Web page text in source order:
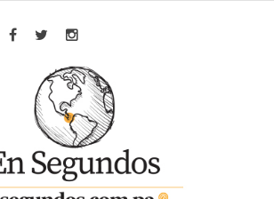
Facebook
TwitterInstagram